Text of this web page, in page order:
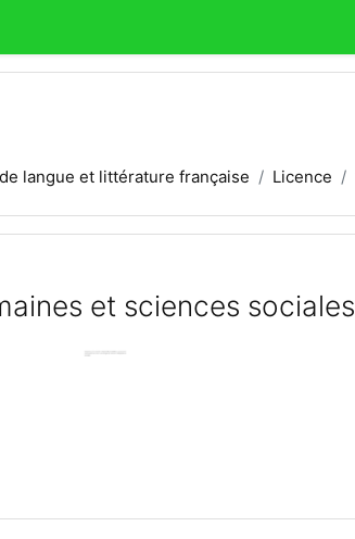
langue et littérature française Licence
et sciences sociales